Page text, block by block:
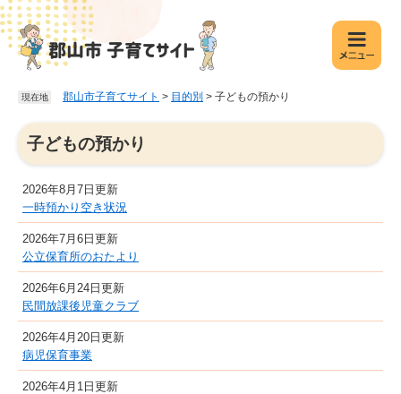
ペ
ー
ジ
メ
ニ
ュ
現在地 郡山市子育てサイト > 目的別 > 子どもの預かり
本
文 子どもの預かり
2026年8月7日更新
一時預かり空き状況
2026年7月6日更新
公立保育所のおたより
2026年6月24日更新
民間放課後児童クラブ
2026年4月20日更新
病児保育事業
2026年4月1日更新